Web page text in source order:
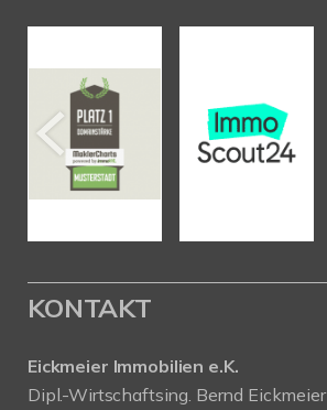
KONTAKT
Eickmeier Immobilien e.K.
Dipl.-Wirtschaftsing. Bernd Eickmeier